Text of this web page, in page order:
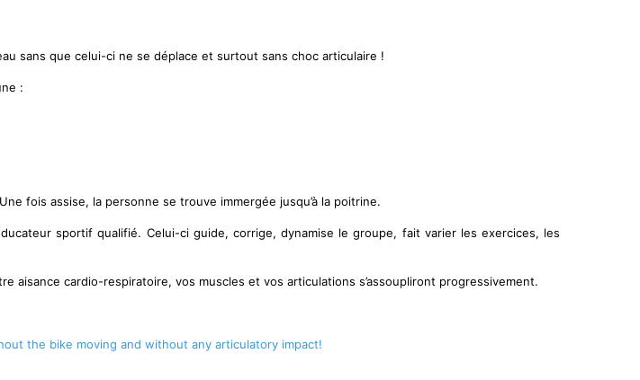
sans que celui-ci ne se déplace et surtout sans choc articulaire !
:
fois assise, la personne se trouve immergée jusqu’à la poitrine.
sportif qualifié. Celui-ci guide, corrige, dynamise le groupe, fait varier les exercices, les
aisance cardio-respiratoire, vos muscles et vos articulations s’assoupliront progressivement.
the bike moving and without any articulatory impact!